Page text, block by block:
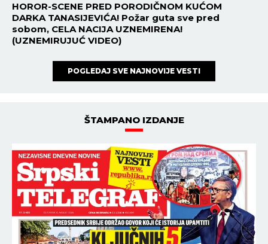
HOROR-SCENE PRED PORODIČNOM KUĆOM
DARKA TANASIJEVIĆA! Požar guta sve pred
sobom, CELA NACIJA UZNEMIRENA!
(UZNEMIRUJUĆ VIDEO)
POGLEDAJ SVE NAJNOVIJE VESTI
ŠTAMPANO IZDANJE